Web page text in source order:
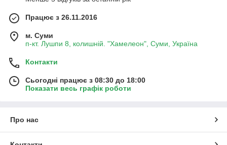
Працює з 26.11.2016
м. Суми
п-кт. Лушпи 8, колишній. "Хамелеон", Суми, Україна
Контакти
Сьогодні працює з 08:30 до 18:00
Показати весь графік роботи
Про нас